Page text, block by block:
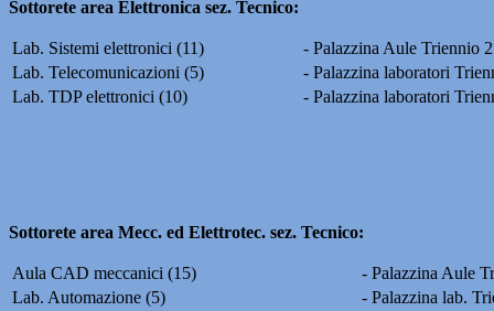
Sottorete area Elettronica sez. Tecnico:
Lab. Sistemi elettronici (11)
- Palazzina Aule Triennio
Lab. Telecomunicazioni (5)
- Palazzina laboratori
Lab. TDP elettronici (10)
- Palazzina laboratori
Sottorete area Mecc. ed Elettrotec. sez. Tecnico:
Aula CAD meccanici (15)
- Palazzina Aule
Lab. Automazione (5)
- Palazzina lab.